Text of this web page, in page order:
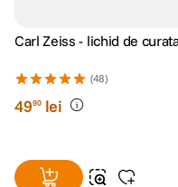
Carl Zeiss - lichid de
(48)
4990 lei